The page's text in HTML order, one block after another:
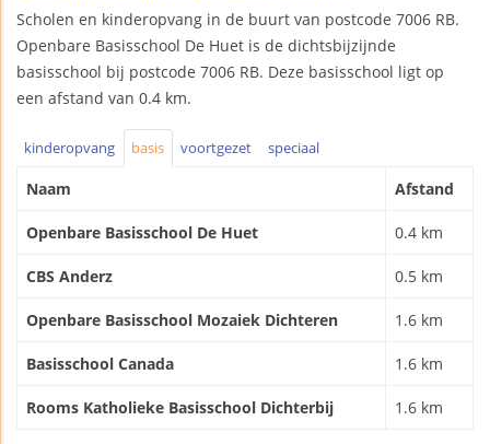
Scholen en kinderopvang in de buurt van postcode 7006 RB.
Openbare Basisschool De Huet is de dichtsbijzijnde
basisschool bij postcode 7006 RB. Deze basisschool ligt op
een afstand van 0.4 km.
kinderopvang basis voortgezet speciaal
Naam Afstand
Openbare Basisschool De Huet 0.4 km
CBS Anderz 0.5 km
Openbare Basisschool Mozaiek Dichteren 1.6 km
Basisschool Canada 1.6 km
Rooms Katholieke Basisschool Dichterbij 1.6 km